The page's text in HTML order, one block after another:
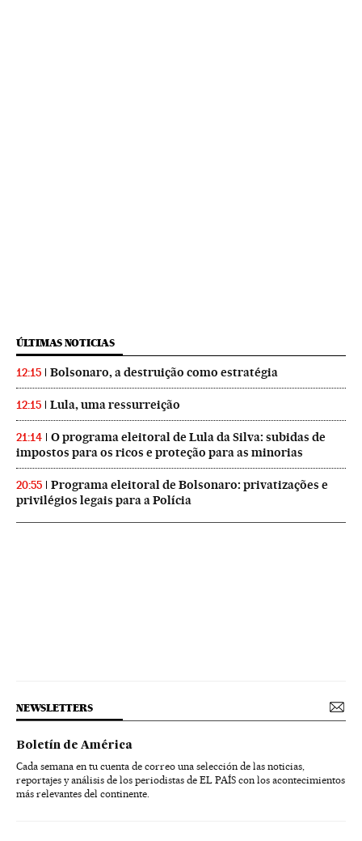
ÚLTIMAS NOTICIAS
12:15 Bolsonaro, a destruição como estratégia
12:15 Lula, uma ressurreição
21:14
O programa eleitoral de Lula da Silva: subidas de
impostos para os ricos e proteção para as minorias
20:55
Programa eleitoral de Bolsonaro: privatizações e
privilégios legais para a Polícia
NEWSLETTERS
Boletín de América
Cada semana en tu cuenta de correo una selección de las noticias,
reportajes y análisis de los periodistas de EL PAÍS con los acontecimientos
más relevantes del continente.